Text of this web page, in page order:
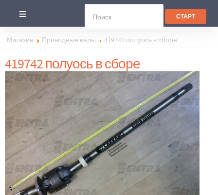
Магазин Приводные валы 419742 полуось в сборе
419742 полуось в сборе